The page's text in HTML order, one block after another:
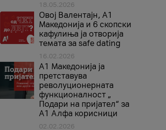
18.05.2026
Овој Валентајн, A1
Македонија и 6 скопски
кафулиња ја отворија
темата за safe dating
16.02.2026
А1 Македонија ја
претставува
револуционерната
функционалност „
Подари на пријател“ за
А1 Алфа корисници
02.02.2026